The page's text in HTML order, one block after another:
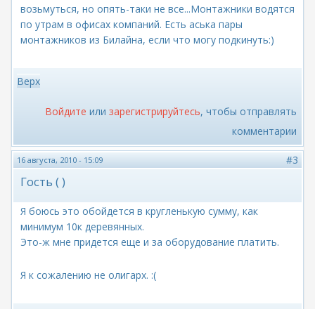
возьмуться, но опять-таки не все...Монтажники водятся
по утрам в офисах компаний. Есть аська пары
монтажников из Билайна, если что могу подкинуть:)
Верх
Войдите или зарегистрируйтесь, чтобы отправлять
комментарии
16 августа, 2010 - 15:09 #3
Гость ( )
Я боюсь это обойдется в кругленькую сумму, как
минимум 10к деревянных.
Это-ж мне придется еще и за оборудование платить.
Я к сожалению не олигарх. :(